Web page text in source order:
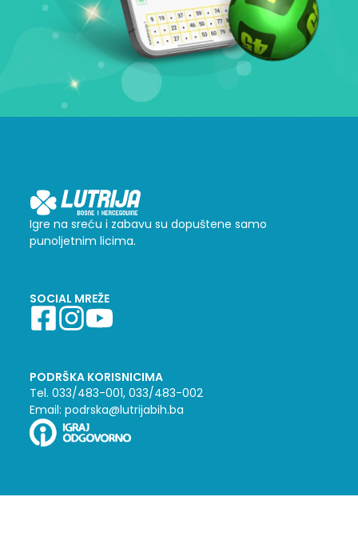
Igre na sreću i zabavu su dopuštene samo
punoljetnim licima.
SOCIAL MREŽE
PODRŠKA KORISNICIMA
Tel. 033/483-001, 033/483-002
Email: podrska@lutrijabih.ba